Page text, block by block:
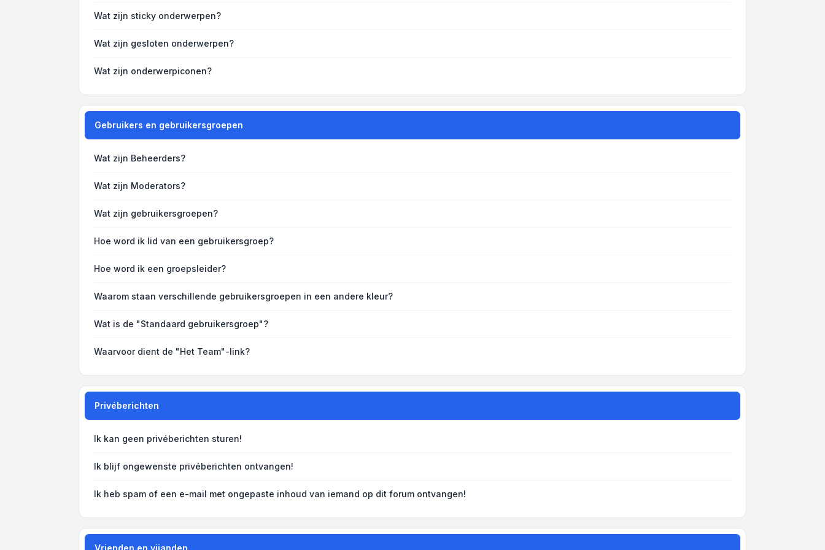
Wat zijn sticky onderwerpen?
Wat zijn gesloten onderwerpen?
Wat zijn onderwerpiconen?
Gebruikers en gebruikersgroepen
Wat zijn Beheerders?
Wat zijn Moderators?
Wat zijn gebruikersgroepen?
Hoe word ik lid van een gebruikersgroep?
Hoe word ik een groepsleider?
Waarom staan verschillende gebruikersgroepen in een andere kleur?
Wat is de "Standaard gebruikersgroep"?
Waarvoor dient de "Het Team"-link?
Privéberichten
Ik kan geen privéberichten sturen!
Ik blijf ongewenste privéberichten ontvangen!
Ik heb spam of een e-mail met ongepaste inhoud van iemand op dit forum ontvangen!
Vrienden en vijanden